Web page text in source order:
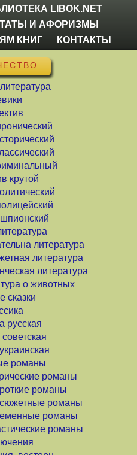
LIBOK.NET
И АФОРИЗМЫ
КНИГ
КОНТАКТЫ
крутой
литература
литература
литература
о животных
сказки
русская
романы
романы
романы
романы
романы
романы